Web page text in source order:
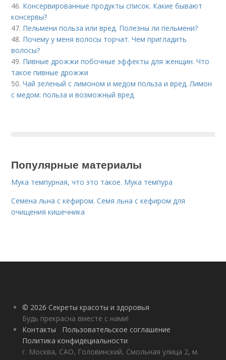
46. Консервированные продукты список. Какие бывают
консервы?
47. Пельмени польза или вред. Полезны ли пельмени?
48. Почему у меня волосы торчат. Чем пригладить
волосы?
49. Пивные дрожжи побочные эффекты для женщин. Что
такое пивные дрожжи
50.Чай зеленый с лимоном и медом польза и вред. Лимон
с медом: польза и возможный вред
Популярные материалы
Мука темпурная, что это такое. Мука темпура
Семена льна с кефиром. Семя льна с кефиром для
очищения кишечника
© 2026 Секреты красоты и здоровья
Будь прекрасна вместе с нами!
Контакты
Пользовательское соглашение
Политика конфидециальности
г. Москва, САО, Головинский, Смольная улица 2, м.